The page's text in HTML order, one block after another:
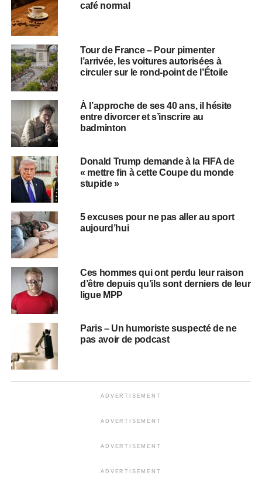
café normal
Tour de France – Pour pimenter
l’arrivée, les voitures autorisées à
circuler sur le rond-point de l’Étoile
À l’approche de ses 40 ans, il hésite
entre divorcer et s’inscrire au
badminton
Donald Trump demande à la FIFA de
« mettre fin à cette Coupe du monde
stupide »
5 excuses pour ne pas aller au sport
aujourd’hui
Ces hommes qui ont perdu leur raison
d’être depuis qu’ils sont derniers de leur
ligue MPP
Paris – Un humoriste suspecté de ne
pas avoir de podcast
ADVERTISEMENT
ADVERTISEMENT
ADVERTISEMENT
ADVERTISEMENT